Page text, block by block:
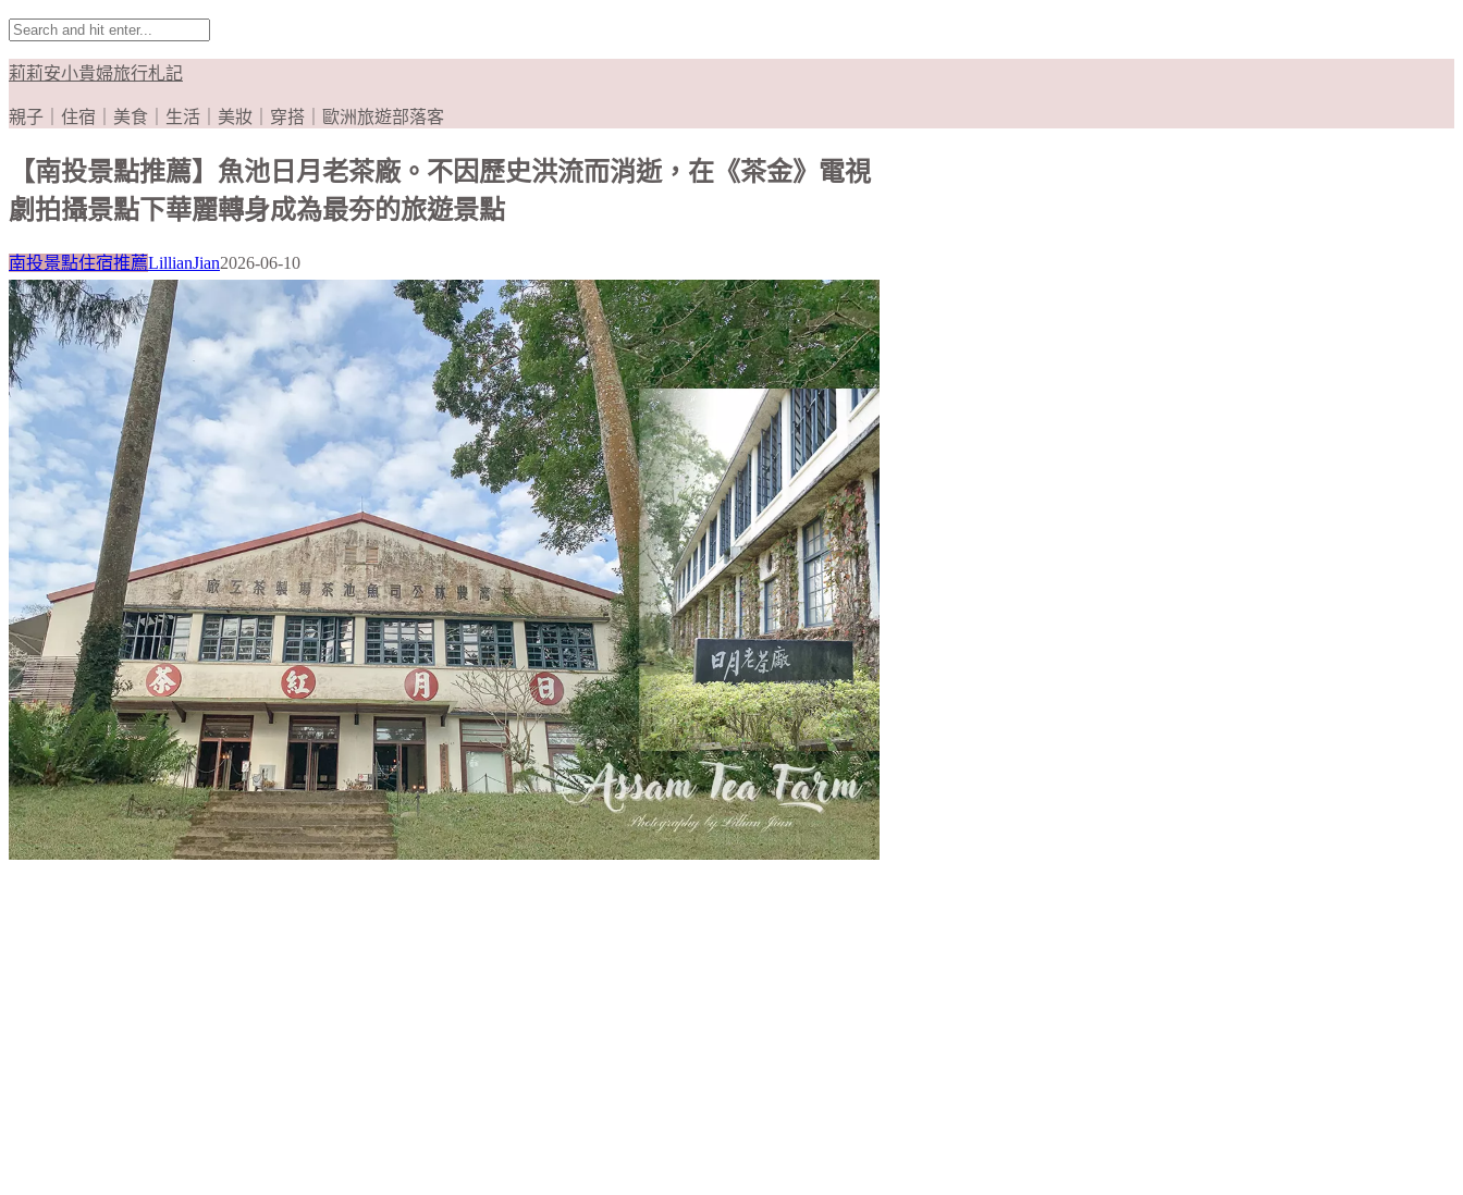
莉莉安小貴婦旅行札記
親子｜住宿｜美食｜生活｜美妝｜穿搭｜歐洲旅遊部落客
【南投景點推薦】魚池日月老茶廠。不因歷史洪流而消逝，在《茶金》電視
劇拍攝景點下華麗轉身成為最夯的旅遊景點
南投景點住宿推薦LillianJian2026-06-10